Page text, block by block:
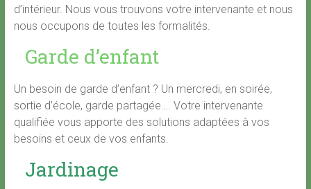
d’intérieur. Nous vous trouvons votre intervenante et nous
nous occupons de toutes les formalités.
Garde d’enfant
Un besoin de garde d’enfant ? Un mercredi, en soirée,
sortie d’école, garde partagée…. Votre intervenante
qualifiée vous apporte des solutions adaptées à vos
besoins et ceux de vos enfants.
Jardinage